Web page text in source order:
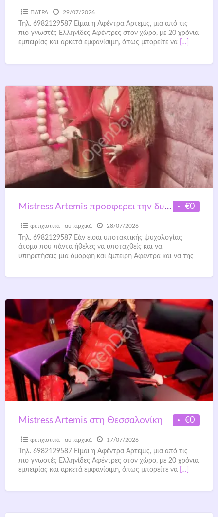
ΠΑΤΡΑ 29/07/2026
Τηλ. 6982129587 Είμαι η Αφέντρα Άρτεμις, μια από τις
πιο γνωστές Ελληνίδες Αφέντρες στον χώρο, με 20 χρόνια
εμπειρίας και αρκετά εμφανίσιμη, όπως μπορείτε να
[…]
€0
Mistress Artemis προσφερει την δυνατότητα τηλεφωνικού η online session
φετιχιστικά - αυταρχικά 28/07/2026
Τηλ. 6982129587 Εάν είσαι υποτακτικής ψυχολογίας
άτομο που πάντα ήθελες να υποταχθείς και να
υπηρετήσεις μια όμορφη και έμπειρη Αφέντρα και να της
€0
Mistress Artemis στη Θεσσαλονίκη
φετιχιστικά - αυταρχικά 17/07/2026
Τηλ. 6982129587 Είμαι η Αφέντρα Άρτεμις, μια από τις
πιο γνωστές Ελληνίδες Αφέντρες στον χώρο, με 20 χρόνια
εμπειρίας και αρκετά εμφανίσιμη, όπως μπορείτε να
[…]